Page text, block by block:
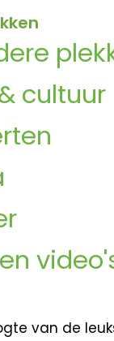
cultuur
van de